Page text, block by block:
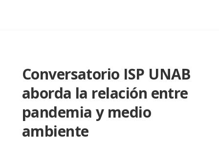
Conversatorio ISP UNAB
aborda la relación entre
pandemia y medio
ambiente